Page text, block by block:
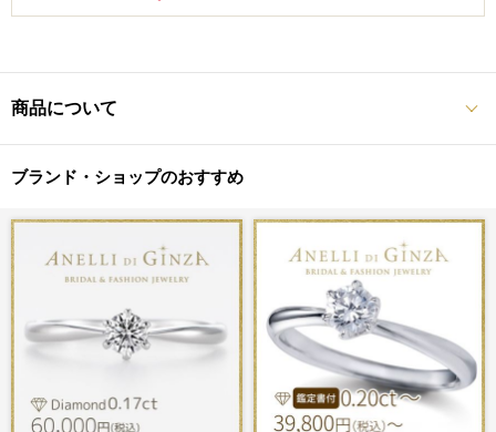
商品について
ブランド・ショップのおすすめ